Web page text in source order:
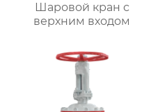
Шаровой кран с
верхним входом